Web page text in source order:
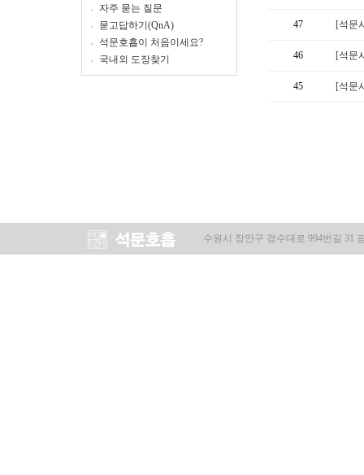
자주 묻는 질문
묻고답하기(QnA)
석문호흡이 처음이세요?
국내외 도장찾기
47 [석문
46 [석문
45 [석문
수원시 장안구 경수대로 994번길 31